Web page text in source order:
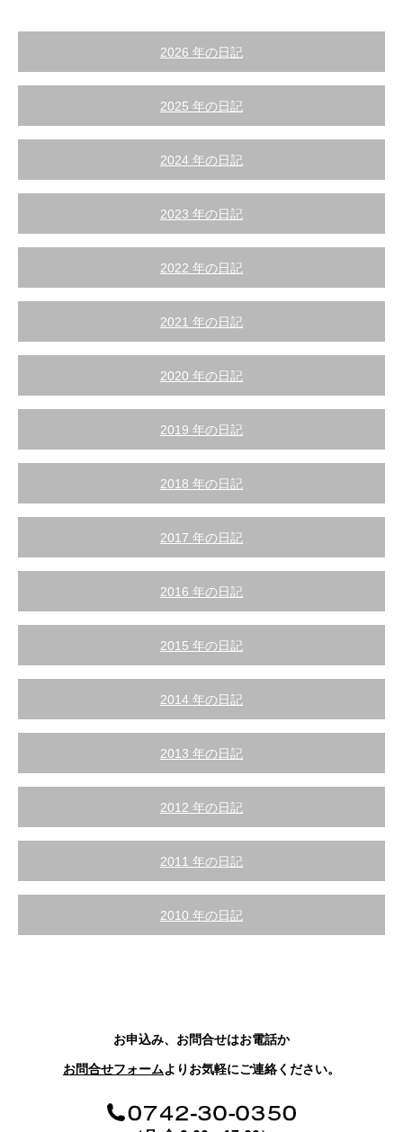
2026 年の日記
2025 年の日記
2024 年の日記
2023 年の日記
2022 年の日記
2021 年の日記
2020 年の日記
2019 年の日記
2018 年の日記
2017 年の日記
2016 年の日記
2015 年の日記
2014 年の日記
2013 年の日記
2012 年の日記
2011 年の日記
2010 年の日記
お申込み、お問合せはお電話か
お問合せフォームよりお気軽にご連絡ください。